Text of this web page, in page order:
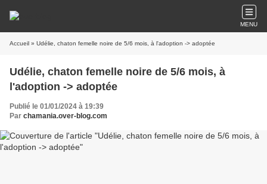
MENU
Accueil » Udélie, chaton femelle noire de 5/6 mois, à l'adoption -> adoptée
Udélie, chaton femelle noire de 5/6 mois, à
l'adoption -> adoptée
Publié le 01/01/2024 à 19:39
Par chamania.over-blog.com